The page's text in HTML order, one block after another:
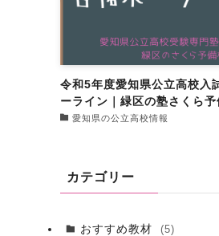
令和5年度愛知県公立高校入
ーライン｜緑区の塾さくら予
愛知県の公立高校情報
カテゴリー
おすすめ教材 (5)